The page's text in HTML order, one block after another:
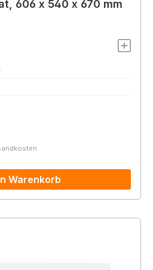
606 x 540 x 670 mm
Warenkorb